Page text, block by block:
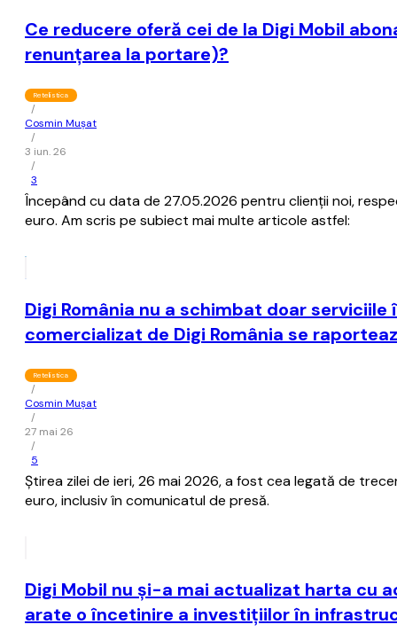
Ce reducere oferă cei de la Digi Mobil
renunţarea la portare)?
Retelistica
/
Cosmin Mușat
/
3 iun. 26
/
3
Începând cu data de 27.05.2026 pentru clienţii noi,
euro. Am scris pe subiect mai multe articole astfel:
Digi România nu a schimbat doar
comercializat de Digi România se
Retelistica
/
Cosmin Mușat
/
27 mai 26
/
5
Ştirea zilei de ieri, 26 mai 2026, a fost cea legată de
euro, inclusiv în comunicatul de presă.
Digi Mobil nu şi-a mai actualizat harta cu
arate o încetinire a investiţiilor în